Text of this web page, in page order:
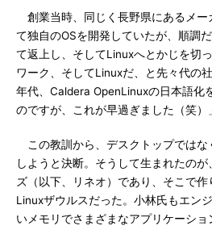
創業当時、同じく長野県にあるメー
て独自のOSを開発していたが、順調
て返上し、そしてLinuxへとかじを切
ワーク、そしてLinuxだ、と先々代の
年代、Caldera OpenLinuxの日本語化
のですが、これが早過ぎました（笑）
この教訓から、デスクトップではな
しようと決断。そうして生まれたの
ズ（以下、リネオ）であり、そこで
Linuxザウルスだった。小林氏もエン
いメモリでさまざまなアプリケーシ